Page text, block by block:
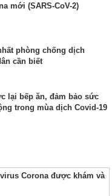
mới (SARS-CoV-2)
phòng chống dịch
cần biết
lại bếp ăn, đảm bảo sức
trong mùa dịch Covid-19
Corona được khám và